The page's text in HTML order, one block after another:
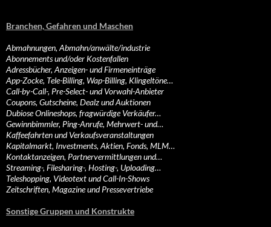
Branchen, Gefahren und Maschen
Abmahnungen, Abmahn/anwälte/industrie
Abonnements und/oder Kostenfallen
Adressbücher, Anzeigen- und Firmeneinträge
App-Zocke, Tele-Billing, Wap-Billing, Klingeltöne…
Call-by-Call-, Pre-Select- und Vorwahl-Anbieter
Coupons, Gutscheine, Dealz und Auktionen
Dubiose Onlineshops, fragwürdige Verkäufer…
Gewinnbimmler, Ping-Anrufe, Mehrwert- und…
Kaffeefahrten und Verkaufsveranstaltungen
Kapitalmarkt, Investments, Aktien, Fonds, MLM…
Kontaktanzeigen, Partnervermittlungen und…
Streaming-, Filesharing-, Hosting-, Uploading…
Teleshopping, Videotext und Call-In-Shows
Zeitschriften, Magazine und Pressevertriebe
Sonstige Gruppen und Konstrukte